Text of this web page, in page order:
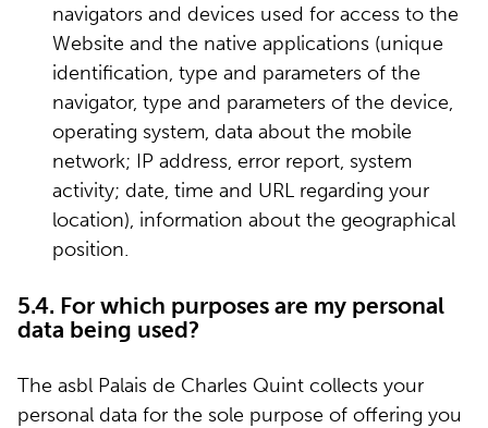
navigators and devices used for access to the
Website and the native applications (unique
identification, type and parameters of the
navigator, type and parameters of the device,
operating system, data about the mobile
network; IP address, error report, system
activity; date, time and URL regarding your
location), information about the geographical
position.
5.4. For which purposes are my personal
data being used?
The asbl Palais de Charles Quint collects your
personal data for the sole purpose of offering you